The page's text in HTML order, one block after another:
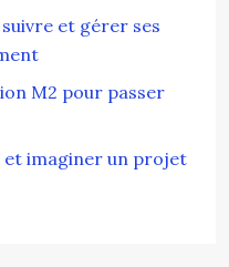
et gérer ses
M2 pour passer
imaginer un projet